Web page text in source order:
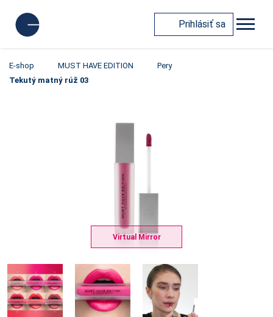
Prihlásiť sa
E-shop MUST HAVE EDITION
Pery
Tekutý matný rúž 03
Virtual Mirror